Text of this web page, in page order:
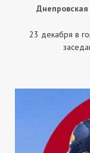
23 декабря в